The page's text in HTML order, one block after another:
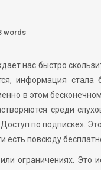
words
нас быстро
информация стала
в этом
среди
по подписке».
есть повсюду
ограничениях. Это